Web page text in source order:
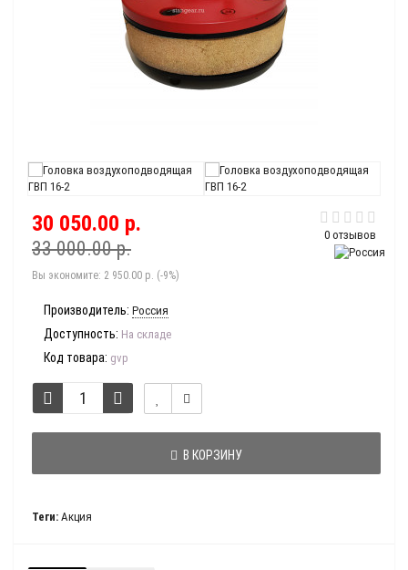
0 отзывов
30 050.00 р.
33 000.00 р.
Вы экономите: 2 950.00 р. (-9%)
Производитель: Россия
Доступность: На складе
Код товара: gvp
В КОРЗИНУ
Теги: Акция